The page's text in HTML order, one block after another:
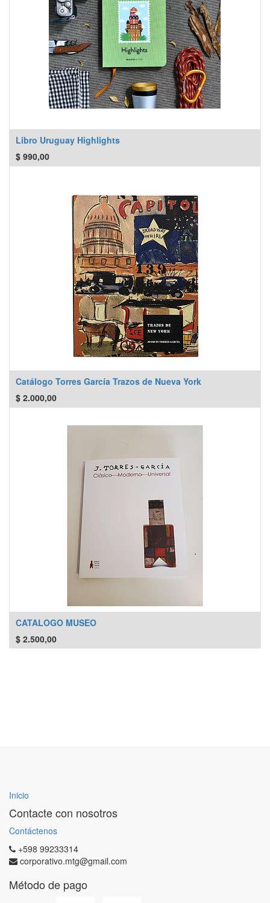
Libro Uruguay Highlights
$ 990,00
Catálogo Torres García Trazos de Nueva York
$ 2.000,00
CATALOGO MUSEO
$ 2.500,00
Inicio
Contacte con nosotros
Contáctenos
+598 99233314
corporativo.mtg@gmail.com
Método de pago